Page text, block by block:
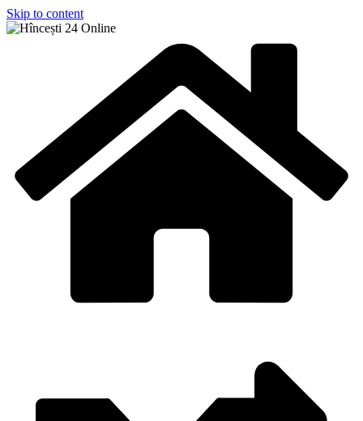
Skip to content